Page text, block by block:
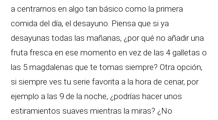
a centrarnos en algo tan básico como la primera
comida del día, el desayuno. Piensa que si ya
desayunas todas las mañanas, ¿por qué no añadir una
fruta fresca en ese momento en vez de las 4 galletas o
las 5 magdalenas que te tomas siempre? Otra opción,
si siempre ves tu serie favorita a la hora de cenar, por
ejemplo a las 9 de la noche, ¿podrías hacer unos
estiramientos suaves mientras la miras? ¿No